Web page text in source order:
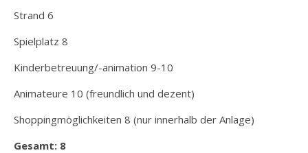
Strand 6
Spielplatz 8
Kinderbetreuung/-animation 9-10
Animateure 10 (freundlich und dezent)
Shoppingmöglichkeiten 8 (nur innerhalb der Anlage)
Gesamt: 8